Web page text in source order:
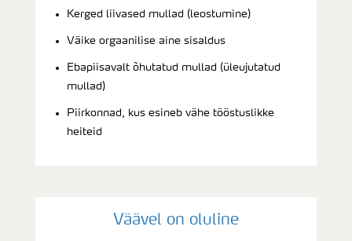
Kerged liivased mullad (leostumine)
Väike orgaanilise aine sisaldus
Ebapiisavalt õhutatud mullad (üleujutatud
mullad)
Piirkonnad, kus esineb vähe tööstuslikke
heiteid
Väävel on oluline